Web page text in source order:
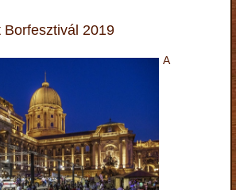
Borfesztivál 2019
A